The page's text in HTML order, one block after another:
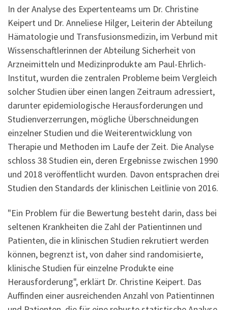
In der Analyse des Expertenteams um Dr. Christine
Keipert und Dr. Anneliese Hilger, Leiterin der Abteilung
Hämatologie und Transfusionsmedizin, im Verbund mit
Wissenschaftlerinnen der Abteilung Sicherheit von
Arzneimitteln und Medizinprodukte am Paul-Ehrlich-
Institut, wurden die zentralen Probleme beim Vergleich
solcher Studien über einen langen Zeitraum adressiert,
darunter epidemiologische Herausforderungen und
Studienverzerrungen, mögliche Überschneidungen
einzelner Studien und die Weiterentwicklung von
Therapie und Methoden im Laufe der Zeit. Die Analyse
schloss 38 Studien ein, deren Ergebnisse zwischen 1990
und 2018 veröffentlicht wurden. Davon entsprachen drei
Studien den Standards der klinischen Leitlinie von 2016.
"Ein Problem für die Bewertung besteht darin, dass bei
seltenen Krankheiten die Zahl der Patientinnen und
Patienten, die in klinischen Studien rekrutiert werden
können, begrenzt ist, von daher sind randomisierte,
klinische Studien für einzelne Produkte eine
Herausforderung", erklärt Dr. Christine Keipert. Das
Auffinden einer ausreichenden Anzahl von Patientinnen